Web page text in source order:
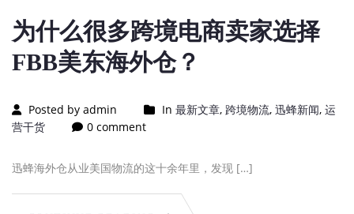
为什么很多跨境电商卖家选择
FBB美东海外仓？
Posted by admin In 最新文章, 跨境物流, 迅蜂新闻, 运
营干货
0 comment
迅蜂海外仓从业美国物流的这十余年里，发现 […]